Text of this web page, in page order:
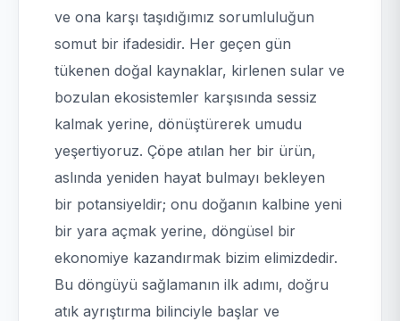
ve ona karşı taşıdığımız sorumluluğun
somut bir ifadesidir. Her geçen gün
tükenen doğal kaynaklar, kirlenen sular ve
bozulan ekosistemler karşısında sessiz
kalmak yerine, dönüştürerek umudu
yeşertiyoruz. Çöpe atılan her bir ürün,
aslında yeniden hayat bulmayı bekleyen
bir potansiyeldir; onu doğanın kalbine yeni
bir yara açmak yerine, döngüsel bir
ekonomiye kazandırmak bizim elimizdedir.
Bu döngüyü sağlamanın ilk adımı, doğru
atık ayrıştırma bilinciyle başlar ve